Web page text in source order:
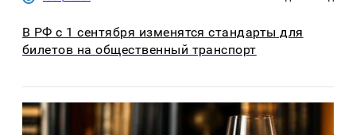
В РФ с 1 сентября изменятся стандарты для
билетов на общественный транспорт